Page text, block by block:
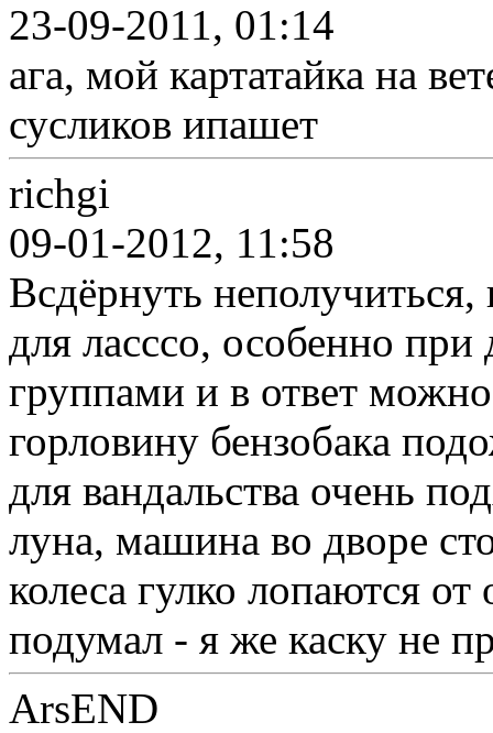
23-09-2011, 01:14
ага, мой картатайка на
сусликов ипашет
richgi
09-01-2012, 11:58
Всдёрнуть
для ласссо, особенно
группами и в ответ
горловину бензобака
для вандальства очень
луна, машина во дворе
колеса гулко лопаются
подумал - я же каску не
ArsEND